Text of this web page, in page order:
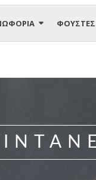
ΦΟΥΣΤΕΣ